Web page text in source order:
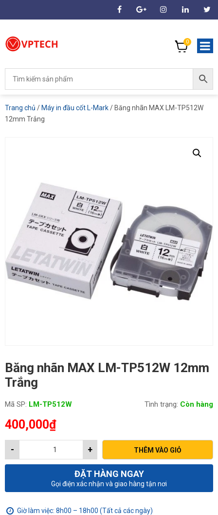
0
Trang chủ / Máy in đầu cốt L-Mark/ Băng nhãn MAX LM-TP512W
12mm Trắng
Băng nhãn MAX LM-TP512W 12mm
Trắng
Mã SP: LM-TP512W Tình trạng: Còn hàng
400,000₫
+
- THÊM VÀO GIỎ
ĐẶT HÀNG NGAY
Gọi điện xác nhận và giao hàng tận nơi
Giờ làm việc: 8h00 – 18h00 (Tất cả các ngày)